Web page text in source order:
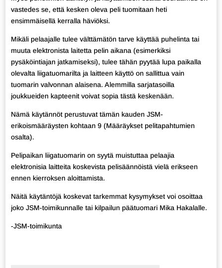
vastedes se, että kesken oleva peli tuomitaan heti
ensimmäisellä kerralla häviöksi.
Mikäli pelaajalle tulee välttämätön tarve käyttää puhelinta tai
muuta elektronista laitetta pelin aikana (esimerkiksi
pysäköintiajan jatkamiseksi), tulee tähän pyytää lupa paikalla
olevalta liigatuomarilta ja laitteen käyttö on sallittua vain
tuomarin valvonnan alaisena. Alemmilla sarjatasoilla
joukkueiden kapteenit voivat sopia tästä keskenään.
Nämä käytännöt perustuvat tämän kauden JSM-
erikoismääräysten kohtaan 9 (Määräykset pelitapahtumien
osalta).
Pelipaikan liigatuomarin on syytä muistuttaa pelaajia
elektronisia laitteita koskevista pelisäännöistä vielä erikseen
ennen kierroksen aloittamista.
Näitä käytäntöjä koskevat tarkemmat kysymykset voi osoittaa
joko JSM-toimikunnalle tai kilpailun päätuomari Mika Hakalalle.
-JSM-toimikunta